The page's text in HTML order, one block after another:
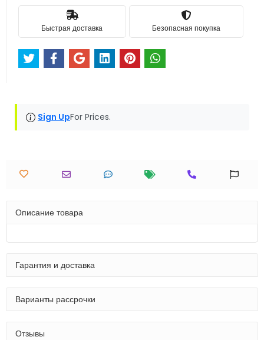
Быстрая доставка Безопасная покупка
Sign UpFor Prices.
Описание товара
Гарантия и доставка
Варианты рассрочки
Отзывы